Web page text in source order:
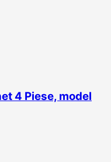
4 Piese, model